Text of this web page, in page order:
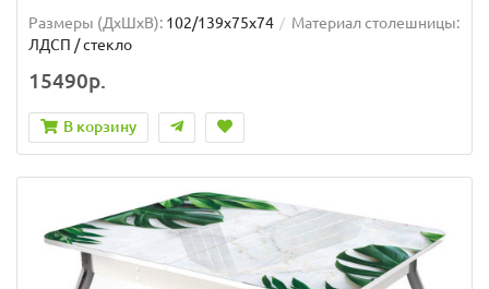
Размеры (ДхШxВ): 102/139х75х74
Материал столешницы:
ЛДСП / стекло
15490р.
В корзину